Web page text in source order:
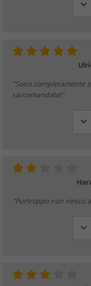
"Sono completamente
raccomandato!"
"Purtroppo non riesco